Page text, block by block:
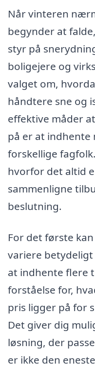
Når vinteren
begynder at
styr på
boligejere og
valget om,
håndtere sne og
effektive måder
på er at
forskellige
hvorfor det altid
sammenligne
beslutning.
For det første
variere
at indhente flere
forståelse for,
pris ligger på for
Det giver dig
løsning, der
er ikke den